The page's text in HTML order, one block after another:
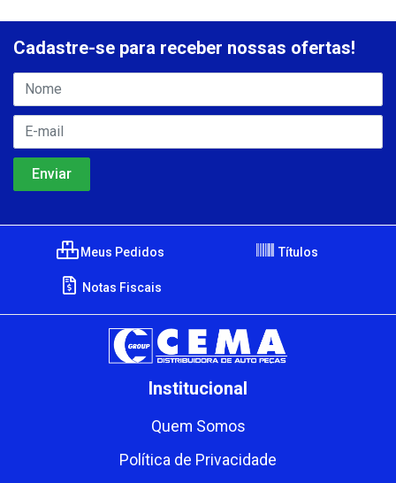
Cadastre-se para receber nossas ofertas!
Meus Pedidos Títulos
Notas Fiscais
Institucional
Quem Somos
Política de Privacidade